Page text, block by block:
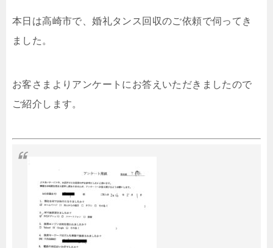
本日は高崎市で、婚礼タンス回収のご依頼で伺ってき
ました。
お客さまよりアンケートにお答えいただきましたので
ご紹介します。